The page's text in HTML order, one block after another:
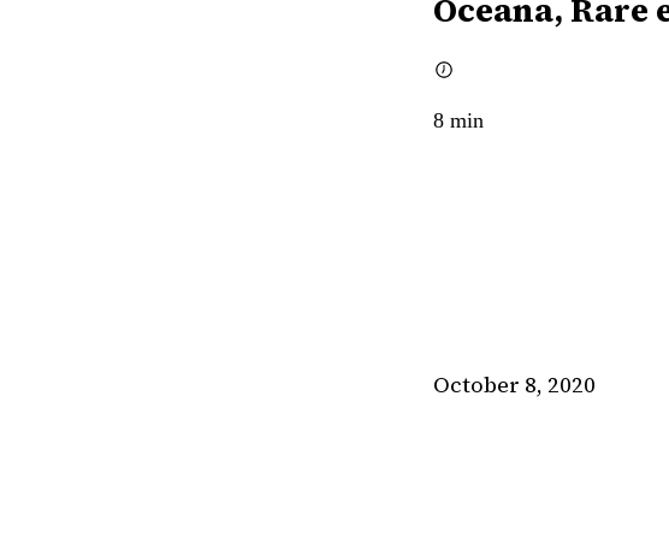
Oceana,
8 min
October 8, 2020